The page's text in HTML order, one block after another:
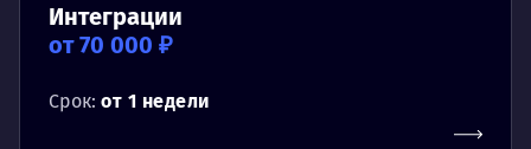
Интеграции
от 70 000 ₽
Срок: от 1 недели